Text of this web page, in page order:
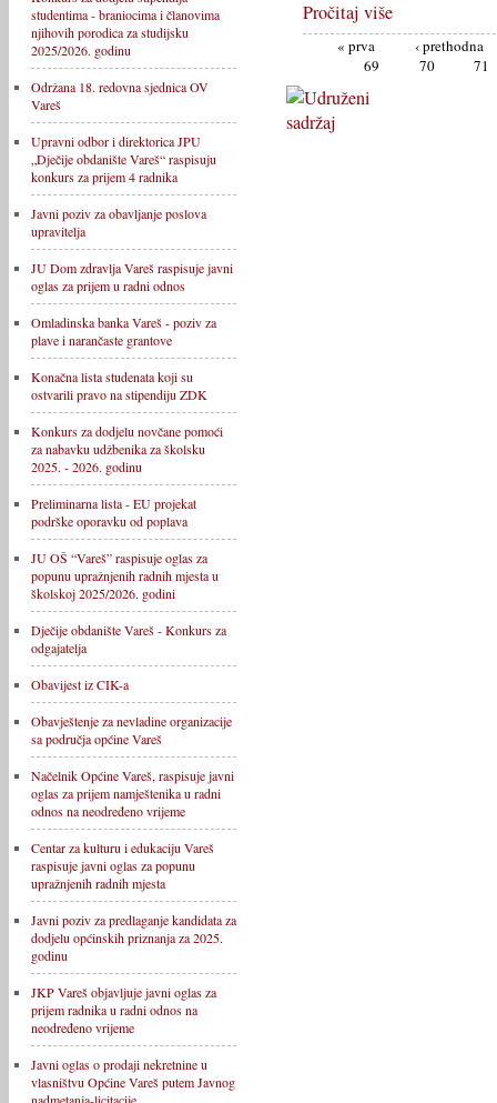
studentima - braniocima i članovima
njihovih porodica za studijsku
2025/2026. godinu
Održana 18. redovna sjednica OV
Vareš
Upravni odbor i direktorica JPU
„Dječije obdanište Vareš“ raspisuju
konkurs za prijem 4 radnika
Javni poziv za obavljanje poslova
upravitelja
JU Dom zdravlja Vareš raspisuje javni
oglas za prijem u radni odnos
Omladinska banka Vareš - poziv za
plave i narančaste grantove
Konačna lista studenata koji su
ostvarili pravo na stipendiju ZDK
Konkurs za dodjelu novčane pomoći
za nabavku udžbenika za školsku
2025. - 2026. godinu
Preliminarna lista - EU projekat
podrške oporavku od poplava
JU OŠ “Vareš” raspisuje oglas za
popunu upražnjenih radnih mjesta u
školskoj 2025/2026. godini
Dječije obdanište Vareš - Konkurs za
odgajatelja
Obavijest iz CIK-a
Obavještenje za nevladine organizacije
sa područja općine Vareš
Načelnik Općine Vareš, raspisuje javni
oglas za prijem namještenika u radni
odnos na neodređeno vrijeme
Centar za kulturu i edukaciju Vareš
raspisuje javni oglas za popunu
upražnjenih radnih mjesta
Javni poziv za predlaganje kandidata za
dodjelu općinskih priznanja za 2025.
godinu
JKP Vareš objavljuje javni oglas za
prijem radnika u radni odnos na
neodređeno vrijeme
Javni oglas o prodaji nekretnine u
vlasništvu Općine Vareš putem Javnog
Pročitaj više
« prva
‹ prethodna
69
70 71